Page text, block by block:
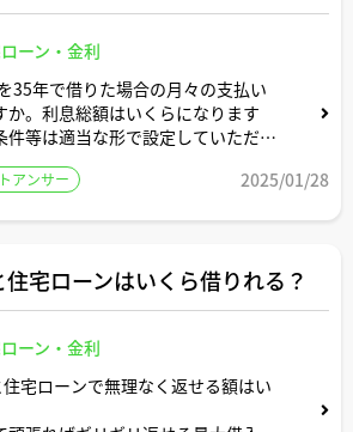
ーン・金利
35年で借りた場合の月々の支払い
か。利息総額はいくらになります
件等は適当な形で設定していただい
いただけると助かります。よろしく
アンサー 2025/01/28
宅ローンはいくら借りれる？
ーン・金利
宅ローンで無理なく返せる額はい